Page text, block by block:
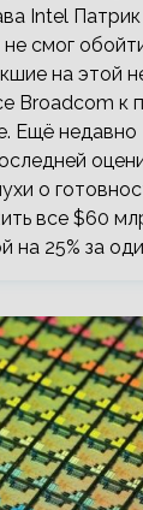
Intel Патрик
смог
на этой
Broadcom к
Ещё недавно
о
все $60
на 25% за